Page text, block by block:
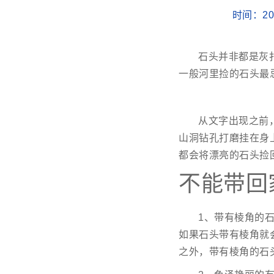
时间：
石头并非都是灰
一般河里捡的石头最
从文字出现之前
山洞钻孔打磨挂在身
都会将漂亮的石头捡
不能带
1、带有棱角的
如果石头带有棱角就
之外，带有棱角的石